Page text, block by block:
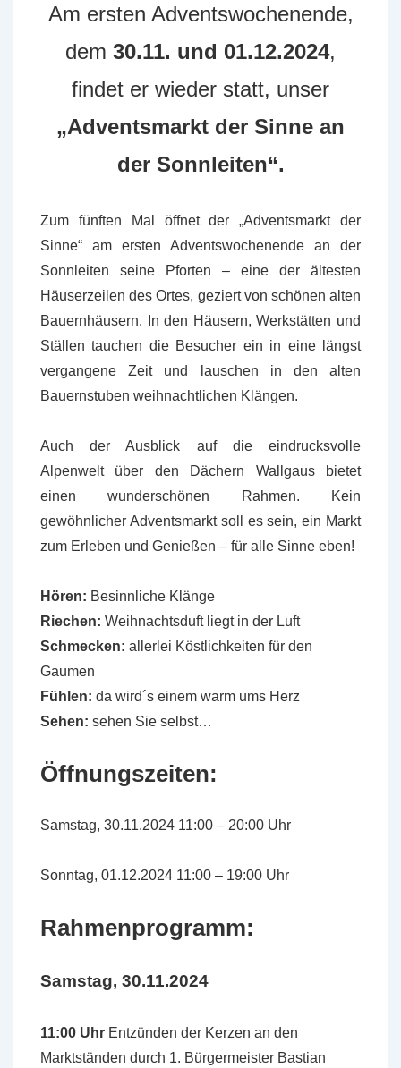
Am ersten Adventswochenende,
dem 30.11. und 01.12.2024,
findet er wieder statt, unser
„Adventsmarkt der Sinne an
der Sonnleiten“.
Zum fünften Mal öffnet der „Adventsmarkt der
Sinne“ am ersten Adventswochenende an der
Sonnleiten seine Pforten – eine der ältesten
Häuserzeilen des Ortes, geziert von schönen alten
Bauernhäusern. In den Häusern, Werkstätten und
Ställen tauchen die Besucher ein in eine längst
vergangene Zeit und lauschen in den alten
Bauernstuben weihnachtlichen Klängen.
Auch der Ausblick auf die eindrucksvolle
Alpenwelt über den Dächern Wallgaus bietet
einen wunderschönen Rahmen. Kein
gewöhnlicher Adventsmarkt soll es sein, ein Markt
zum Erleben und Genießen – für alle Sinne eben!
Hören: Besinnliche Klänge
Riechen: Weihnachtsduft liegt in der Luft
Schmecken: allerlei Köstlichkeiten für den
Gaumen
Fühlen: da wird´s einem warm ums Herz
Sehen: sehen Sie selbst…
Öffnungszeiten:
Samstag, 30.11.2024 11:00 – 20:00 Uhr
Sonntag, 01.12.2024 11:00 – 19:00 Uhr
Rahmenprogramm:
Samstag, 30.11.2024
11:00 Uhr Entzünden der Kerzen an den
Marktständen durch 1. Bürgermeister Bastian